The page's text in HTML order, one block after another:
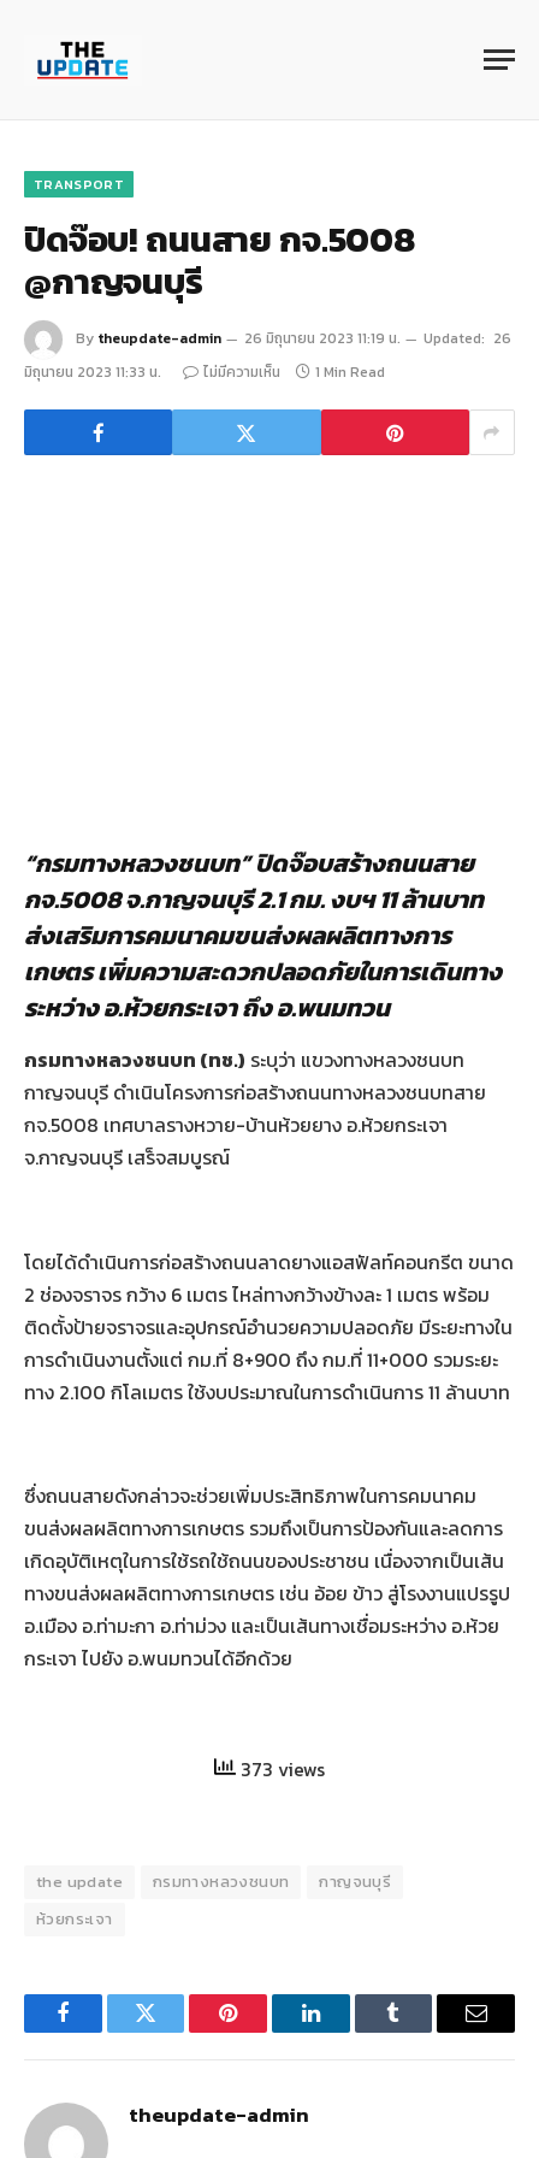
TRANSPORT
ปิดจ๊อบ! ถนนสาย กจ.5008
@กาญจนบุรี
By theupdate-admin 26 มิถุนายน 2023 11:19 น. Updated: 26
มิถุนายน 2023 11:33 น.
ไม่มีความเห็น 1 Min Read
“กรมทางหลวงชนบท” ปิดจ๊อบสร้างถนนสาย
กจ.5008 จ.กาญจนบุรี 2.1 กม. งบฯ 11 ล้านบาท
ส่งเสริมการคมนาคมขนส่งผลผลิตทางการ
เกษตร เพิ่มความสะดวกปลอดภัยในการเดินทาง
ระหว่าง อ.ห้วยกระเจา ถึง อ.พนมทวน
กรมทางหลวงชนบท (ทช.) ระบุว่า แขวงทางหลวงชนบท
กาญจนบุรี ดำเนินโครงการก่อสร้างถนนทางหลวงชนบทสาย
กจ.5008 เทศบาลรางหวาย-บ้านห้วยยาง อ.ห้วยกระเจา
จ.กาญจนบุรี เสร็จสมบูรณ์
โดยได้ดำเนินการก่อสร้างถนนลาดยางแอสฟัลท์คอนกรีต ขนาด
2 ช่องจราจร กว้าง 6 เมตร ไหล่ทางกว้างข้างละ 1 เมตร พร้อม
ติดตั้งป้ายจราจรและอุปกรณ์อำนวยความปลอดภัย มีระยะทางใน
การดำเนินงานตั้งแต่ กม.ที่ 8+900 ถึง กม.ที่ 11+000 รวมระยะ
ทาง 2.100 กิโลเมตร ใช้งบประมาณในการดำเนินการ 11 ล้านบาท
ซึ่งถนนสายดังกล่าวจะช่วยเพิ่มประสิทธิภาพในการคมนาคม
ขนส่งผลผลิตทางการเกษตร รวมถึงเป็นการป้องกันและลดการ
เกิดอุบัติเหตุในการใช้รถใช้ถนนของประชาชน เนื่องจากเป็นเส้น
ทางขนส่งผลผลิตทางการเกษตร เช่น อ้อย ข้าว สู่โรงงานแปรรูป
อ.เมือง อ.ท่ามะกา อ.ท่าม่วง และเป็นเส้นทางเชื่อมระหว่าง อ.ห้วย
กระเจา ไปยัง อ.พนมทวนได้อีกด้วย
373 views
the update กรมทางหลวงชนบท
กาญจนบุรี
ห้วยกระเจา
FacebookTwitter Pinterest LinkedInTumblr Email
theupdate-admin